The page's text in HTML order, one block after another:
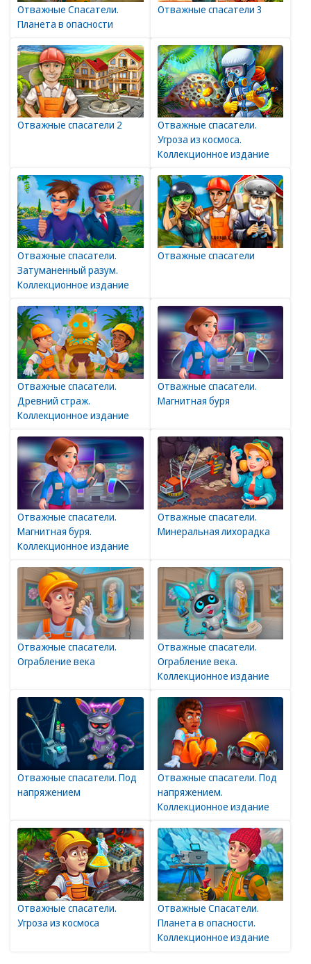
Отважные Спасатели.
Планета в опасности
Отважные спасатели 3
Отважные спасатели 2
Отважные спасатели.
Угроза из космоса.
Коллекционное издание
Отважные cпасатели.
Затуманенный разум.
Коллекционное издание
Отважные спасатели
Отважные спасатели.
Древний страж.
Коллекционное издание
Отважные спасатели.
Магнитная буря
Отважные спасатели.
Магнитная буря.
Коллекционное издание
Отважные спасатели.
Минеральная лихорадка
Отважные спасатели.
Ограбление века
Отважные спасатели.
Ограбление века.
Коллекционное издание
Отважные спасатели. Под
напряжением
Отважные спасатели. Под
напряжением.
Коллекционное издание
Отважные спасатели.
Угроза из космоса
Отважные Спасатели.
Планета в опасности.
Коллекционное издание